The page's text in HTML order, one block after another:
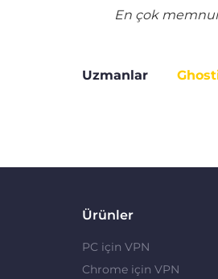
En çok
Uzmanlar
Ürünler
PC için VPN
Chrome için VPN